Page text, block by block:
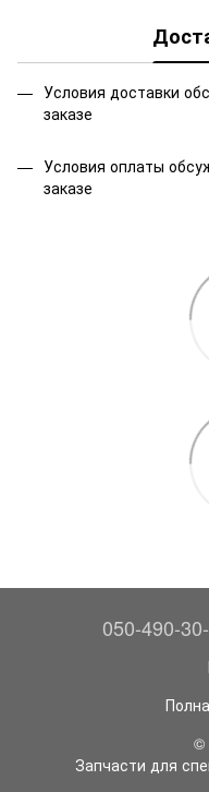
Условия доставки
заказе
Условия оплаты
заказе
050-490-
©
Запчасти для